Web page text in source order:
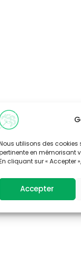
utilisons des cookies
en mémorisant
cliquant sur « Accepter
Accepter